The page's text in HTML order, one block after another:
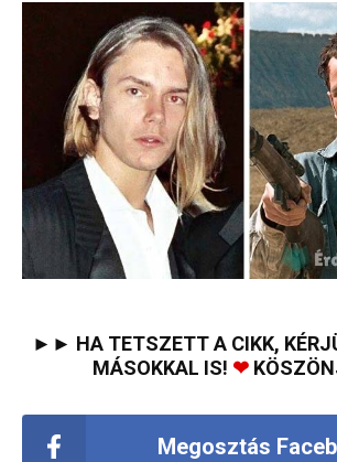
►► HA TETSZETT A CIKK,
MÁSOKKAL IS! ❤
Megosztás